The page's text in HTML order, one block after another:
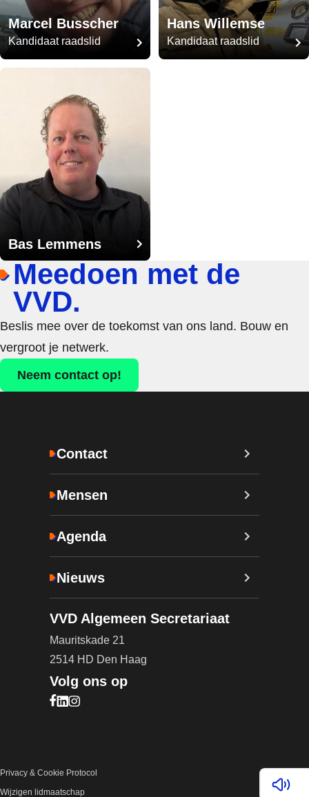
Marcel Busscher
Kandidaat raadslid
Hans Willemse
Kandidaat raadslid
Bas Lemmens
Lees
Meedoen met de
VVD.
Beslis mee over de toekomst van ons land. Bouw en
vergroot je netwerk.
Neem contact op!
Contact
Mensen
Agenda
Nieuws
VVD Algemeen Secretariaat
Mauritskade 21
2514 HD Den Haag
Volg ons op
Bezoek onze Facebook pagina (opent in nieuw
Bezoek onze LinkedIn pagina (opent in nieuw
Bezoek onze Instagram pagina (opent in
Privacy & Cookie Protocol
Wijzigen lidmaatschap